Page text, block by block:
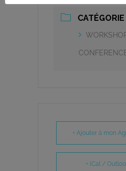
CATÉGORIE
+ Ajouter à mon
+ iCal /